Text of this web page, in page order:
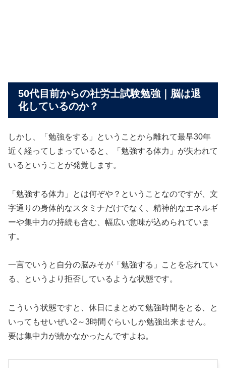
50代目前からの社労士試験勉強｜脳は退
化しているのか？
しかし、「勉強をする」ということから離れて最早30年
近く経ってしまっていると、「勉強する体力」が失われて
いるということが発覚します。
「勉強する体力」とは何ぞや？ということなのですが、文
字通りの身体的なスタミナだけでなく、精神的なエネルギ
ーや集中力の持続も含む、幅広い意味が込められていま
す。
一言でいうと自分の脳みそが「勉強する」ことを忘れてい
る、というより拒否しているような状態です。
こういう状態ですと、休日にまとめて勉強時間をとる、と
いってもせいぜい2～3時間ぐらいしか勉強出来ません。
要は集中力が続かなかったんですよね。